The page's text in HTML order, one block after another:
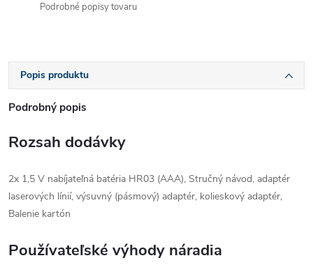
Podrobné popisy tovaru
Popis produktu
Podrobný popis
Rozsah dodávky
2x 1,5 V nabíjateľná batéria HR03 (AAA), Stručný návod, adaptér
laserových línií, výsuvný (pásmový) adaptér, kolieskový adaptér,
Balenie kartón
Používateľské výhody náradia